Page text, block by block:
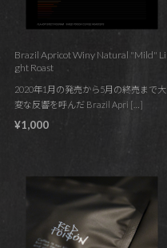
Brazil Apricot Winy Natural "Mild" Li
ght Roast
2020年1月の発売から5月の終売まで大
変な反響を呼んだ Brazil Apri […]
¥1,000